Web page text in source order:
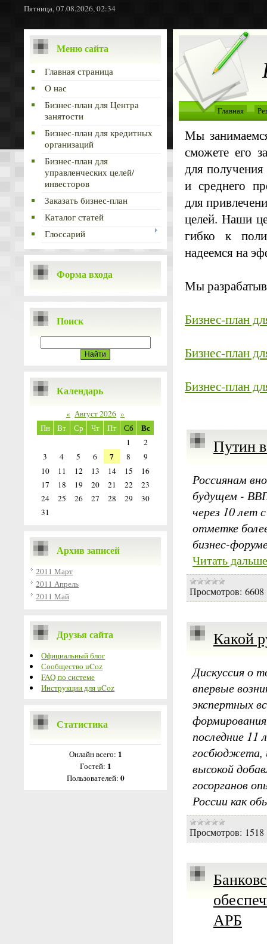
Пятница, 07.08.2026, 02:34
Меню сайта
Главная страница
О нас
Бизнес-план для Центра
занятости
Бизнес-план для кредитных
организаций
Бизнес-план для
управленческих целей/
инвесторов
Заказать бизнес-план
Каталог статей
Глоссарий
Форма входа
Поиск
Календарь
« Август 2026 »
Пн
Вт Ср Чт Пт Сб Вс
1
2
3
4 5 6 7 8
9
10
11 12 13 14 15
16
17
18 19 20 21 22
23
24
25 26 27 28 29
30
31
Архив записей
2011 Март
2011 Апрель
2011 Май
Друзья сайта
Официальный блог
Сообщество uCoz
FAQ по системе
Инструкции для uCoz
Статистика
Онлайн всего: 1
Гостей: 1
Пользователей: 0
Главная
Мы
сможете его
для
и среднего
для
целей. Наши
гибко к
надеемся на
Мы
Бизнес-план
Бизнес-план
Бизнес-план
Путин
Россиянам
будущем -
через 10 лет
отметке
бизнес-
Читать
Просмотров: 6608
Какой
Дискуссия о
впервые
экспертных
последние 11
госбюджета,
высокой
госорганов
России как
Просмотров: 1518
АРБ